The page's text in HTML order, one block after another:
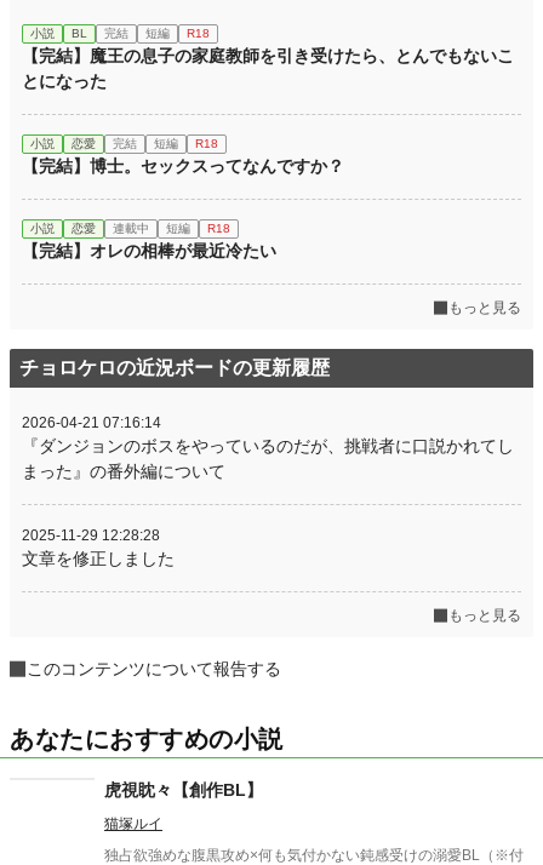
小説 BL 完結 短編 R18
【完結】魔王の息子の家庭教師を引き受けたら、とんでもないこ
とになった
小説 恋愛 完結 短編 R18
【完結】博士。セックスってなんですか？
小説 恋愛 連載中 短編 R18
【完結】オレの相棒が最近冷たい
もっと見る
チョロケロの近況ボードの更新履歴
2026-04-21 07:16:14
『ダンジョンのボスをやっているのだが、挑戦者に口説かれてし
まった』の番外編について
2025-11-29 12:28:28
文章を修正しました
もっと見る
このコンテンツについて報告する
あなたにおすすめの小説
虎視眈々【創作BL】
猫塚ルイ
独占欲強めな腹黒攻め×何も気付かない鈍感受けの溺愛BL（※付